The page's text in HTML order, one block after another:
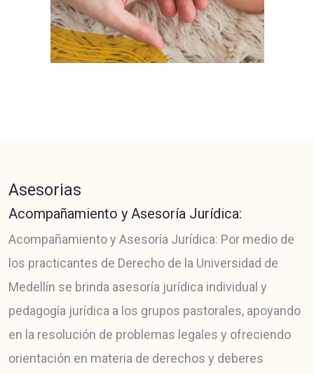
Asesorias
Acompañamiento y Asesoría Jurídica:
Acompañamiento y Asesoría Jurídica: Por medio de
los practicantes de Derecho de la Universidad de
Medellín se brinda asesoría jurídica individual y
pedagogía jurídica a los grupos pastorales, apoyando
en la resolución de problemas legales y ofreciendo
orientación en materia de derechos y deberes